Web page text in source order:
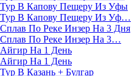
Тур В Капову Пещеру Из Уфы
Тур В Капову Пещеру Из Уф…
Сплав По Реке Инзер На 3 Дня
Сплав По Реке Инзер На 3…
Айгир На 1 День
Айгир На 1 День
Тур В Казань + Булгар